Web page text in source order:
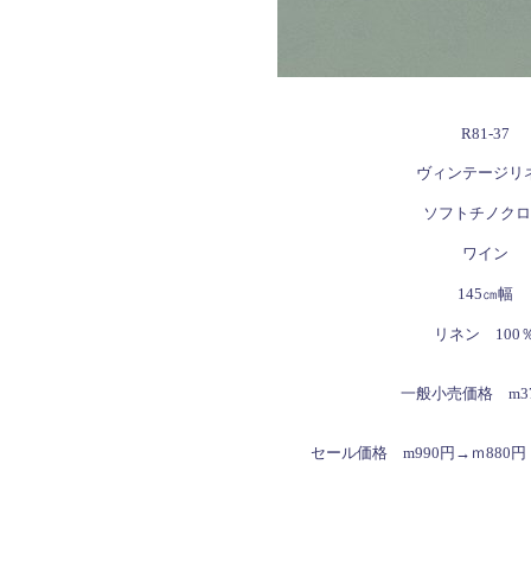
R81-37
ヴィンテージリ
ソフトチノク
ワイン
145㎝幅
リネン 100
一般小売価格
セール価格 m990円→ｍ880